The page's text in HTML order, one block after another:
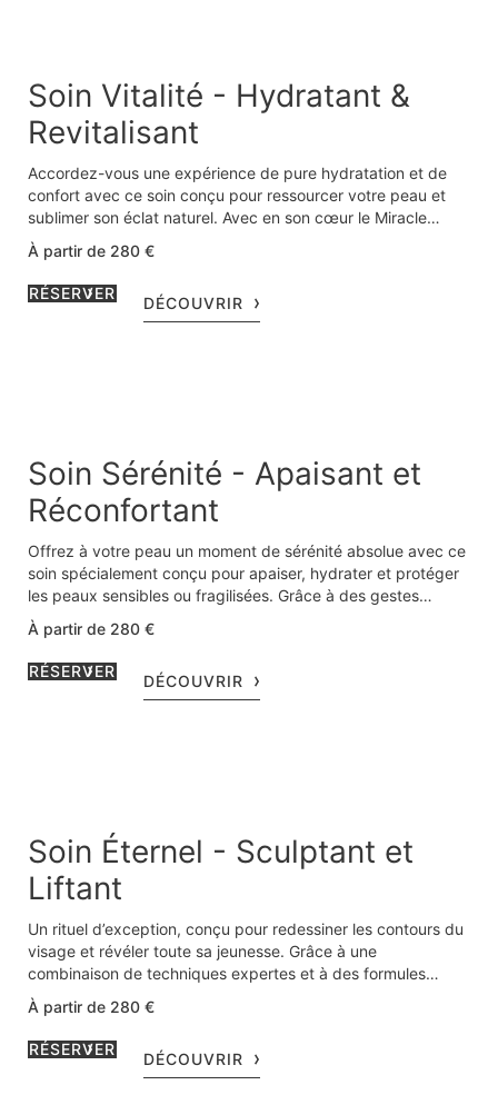
Soin Vitalité - Hydratant &
Revitalisant
Accordez-vous une expérience de pure hydratation et de
confort avec ce soin conçu pour ressourcer votre peau et
sublimer son éclat naturel. Avec en son cœur le Miracle
Broth™, élixir régénérant exclusif La Mer, ce rituel revitalise
et repulpe la peau en profondeur, laissant votre teint
lumineux, et votre peau gorgée d’hydratation.
À partir de 280 €
RÉSERVER
DÉCOUVRIR
Soin Sérénité - Apaisant et
Réconfortant
Offrez à votre peau un moment de sérénité absolue avec ce
soin spécialement conçu pour apaiser, hydrater et protéger
les peaux sensibles ou fragilisées. Grâce à des gestes
enveloppants et au concentré de Miracle Broth™ bio-ferment
exclusif de La Mer, ce rituel expert calme immédiatement les
sensations d’inconfort tout en nourrissant profondément
votre peau
À partir de 280 €
RÉSERVER
DÉCOUVRIR
Soin Éternel - Sculptant et
Liftant
Un rituel d’exception, conçu pour redessiner les contours du
visage et révéler toute sa jeunesse. Grâce à une
combinaison de techniques expertes et à des formules
hautement concentrées, le visage, le cou et le décolleté sont
immédiatement liftés et profondément raffermis. Chaque
geste de ce protocole La Mer contribue à stimuler la
production de nouveau collagène pour une peau plus lisse,
rebondie et tonifiée.
À partir de 280 €
RÉSERVER
DÉCOUVRIR